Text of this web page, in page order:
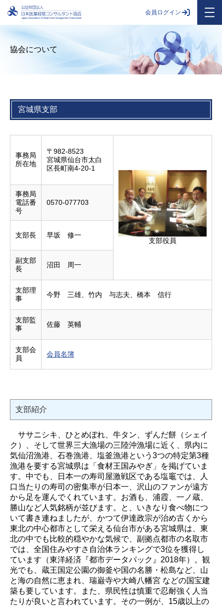
会員ログイン
協会について
宮城県支部
事務局
所在地
〒982-8523
宮城県仙台市太白
区長町南4-20-1
支部役員
事務局
電話番
号
0570-077703
支部長 早坂 修一
副支部
長
沼田 周一
支部理
事
今野 三雄、竹内 与志夫、橋本 信行
支部監
事
佐藤 英輔
支部会
員
会員名簿
支部紹介
ササニシキ、ひとめぼれ、牛タン、ずんだ餅（シェイ
ク）、そして世界三大漁場の三陸沖漁場に近く、県内に
気仙沼漁港、石巻漁港、塩釜漁港という3つの特定第3種
漁港を要する宮城県は「食材王国みやぎ」を掲げていま
す。中でも、日本一の寿司屋激戦区である塩竈では、人
口当たりの寿司の密集率が日本一、沢山のファンが遠方
から足を運んでくれています。お酒も、浦霞、一ノ蔵、
勝山など人気銘柄が並びます。と、いきなり食べ物につ
いて書き連ねましたが、かつて伊達政宗が治め古くから
東北の中心都市として栄える仙台市がある宮城県は、東
北の中でも比較的穏やかな気候で、副拠点都市の名取市
では、全国住みやすさ自治体ランキングで3位を獲得し
ています（東洋経済『都市データパック』2018年）。観
光でも、蔵王国定公園の御釜や国の名勝・松島など、山
と海の自然に恵まれ、瑞巌寺や大崎八幡宮 などの国宝建
築も要しています。また、県民性は慎重で忍耐強く人当
たりが良いと言われています。その一例が、15歳以上の